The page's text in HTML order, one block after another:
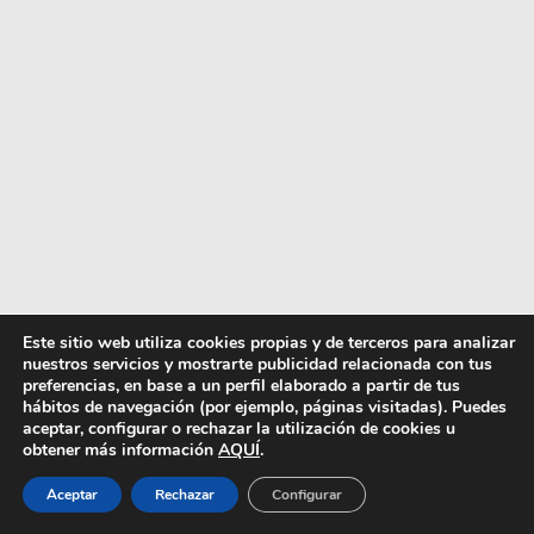
Este sitio web utiliza cookies propias y de terceros para analizar
nuestros servicios y mostrarte publicidad relacionada con tus
preferencias, en base a un perfil elaborado a partir de tus
hábitos de navegación (por ejemplo, páginas visitadas). Puedes
aceptar, configurar o rechazar la utilización de cookies u
obtener más información AQUÍ.
Aceptar Rechazar Configurar